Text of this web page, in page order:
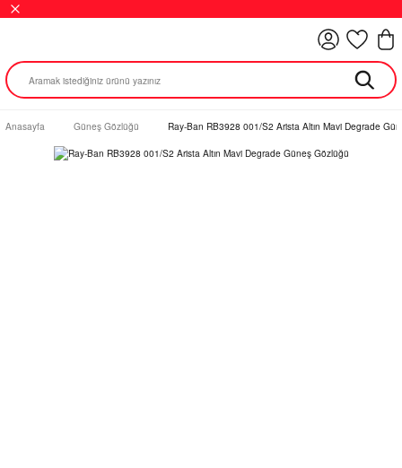
Anasayfa Güneş Gözlüğü Ray-Ban RB3928 001/S2 Arista Altın Mavi Degrade